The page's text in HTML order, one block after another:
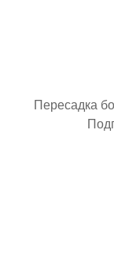
Пересадка